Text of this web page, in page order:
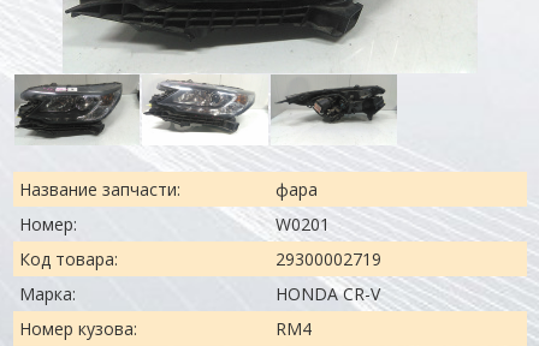
Название запчасти:
фара
Номер:
W0201
Код товара:
29300002719
Марка:
HONDA CR-V
Номер кузова:
RM4